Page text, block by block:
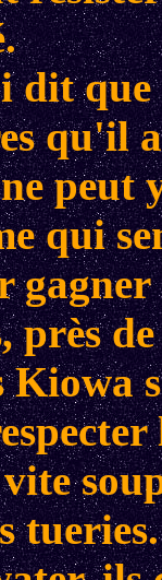
dit
qu'il
peut
qui
près